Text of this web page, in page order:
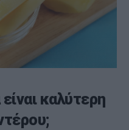
καλύτερη